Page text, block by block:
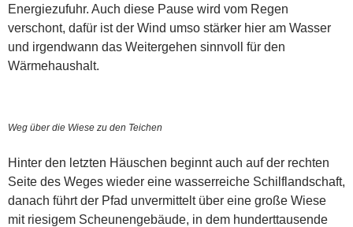
Energiezufuhr. Auch diese Pause wird vom Regen
verschont, dafür ist der Wind umso stärker hier am Wasser
und irgendwann das Weitergehen sinnvoll für den
Wärmehaushalt.
Weg über die Wiese zu den Teichen
Hinter den letzten Häuschen beginnt auch auf der rechten
Seite des Weges wieder eine wasserreiche Schilflandschaft,
danach führt der Pfad unvermittelt über eine große Wiese
mit riesigem Scheunengebäude, in dem hunderttausende